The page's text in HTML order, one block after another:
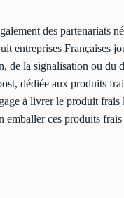
des partenariats
entreprises Françaises
de la signalisation ou
dédiée aux produits
à livrer le produit
ces produits